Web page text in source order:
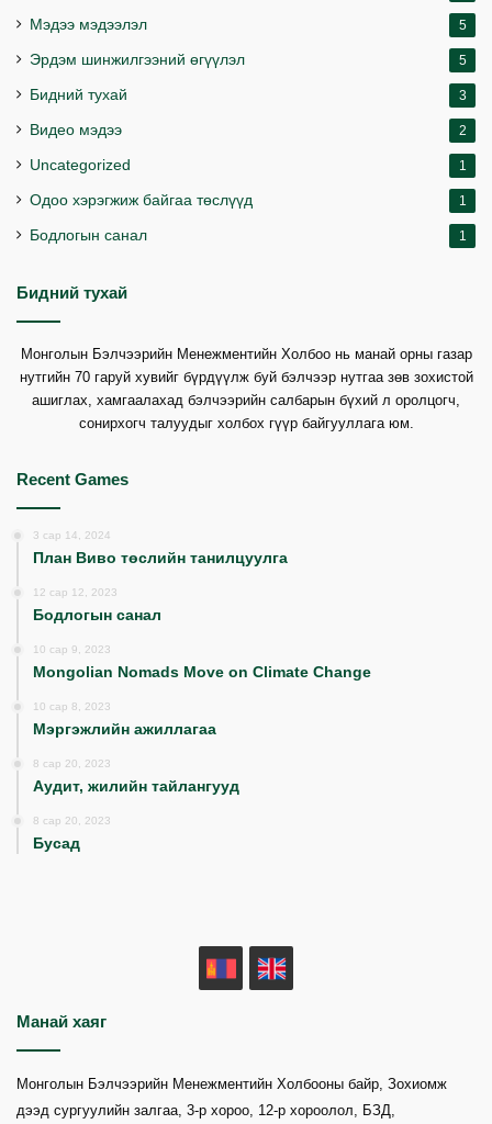
Мэдээ мэдээлэл 5
Эрдэм шинжилгээний өгүүлэл 5
Бидний тухай 3
Видео мэдээ 2
Uncategorized 1
Одоо хэрэгжиж байгаа төслүүд 1
Бодлогын санал 1
Бидний тухай
Монголын Бэлчээрийн Менежментийн Холбоо нь манай орны газар
нутгийн 70 гаруй хувийг бүрдүүлж буй бэлчээр нутгаа зөв зохистой
ашиглах, хамгаалахад бэлчээрийн салбарын бүхий л оролцогч,
сонирхогч талуудыг холбох гүүр байгууллага юм.
Recent Games
3 сар 14, 2024
План Виво төслийн танилцуулга
12 сар 12, 2023
Бодлогын санал
10 сар 9, 2023
Mongolian Nomads Move on Climate Change
10 сар 8, 2023
Мэргэжлийн ажиллагаа
8 сар 20, 2023
Аудит, жилийн тайлангууд
8 сар 20, 2023
Бусад
MN
Манай хаяг
Монголын Бэлчээрийн Менежментийн Холбооны байр, Зохиомж
дээд сургуулийн залгаа, 3-р хороо, 12-р хороолол, БЗД,